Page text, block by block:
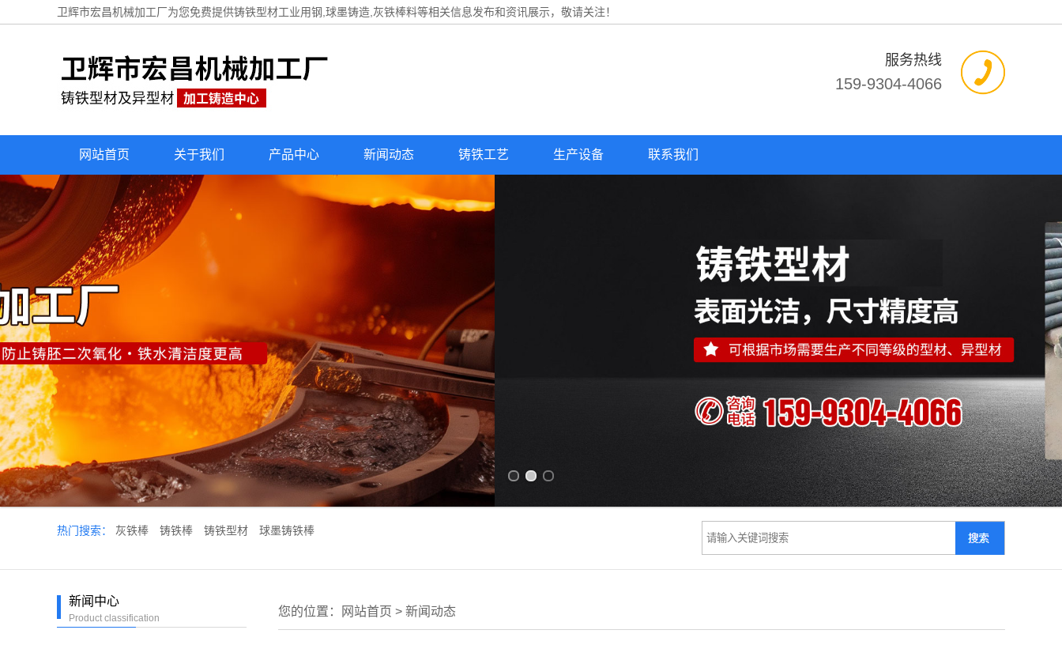
卫辉市宏昌机械加工厂为您免费提供铸铁型材工业用钢 ,球墨铸造,灰铁棒料等相关信息发布和资讯展示，敬请关注！
服务热线
159-9304-4066
网站首页 关于我们 产品中心 新闻动态 铸铁工艺 生产设备 联系我们
热门搜索： 灰铁棒 铸铁棒 铸铁型材 球墨铸铁棒
新闻中心
Product classification 您的位置： 网站首页 > 新闻动态